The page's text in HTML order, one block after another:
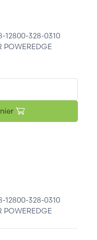
12800-328-0310
POWEREDGE
12800-328-0310
POWEREDGE